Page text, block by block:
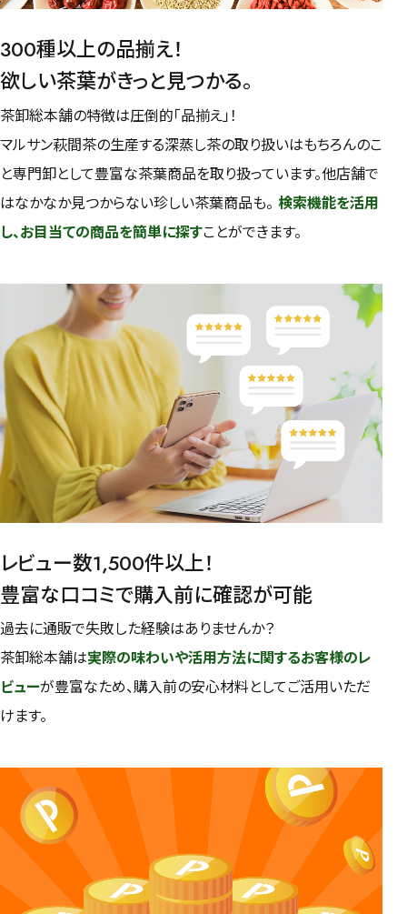
300種以上の品揃え！
欲しい茶葉がきっと見つかる。
茶卸総本舗の特徴は圧倒的「品揃え」！
マルサン萩間茶の生産する深蒸し茶の取り扱いはもちろんのこ
と専門卸として豊富な茶葉商品を取り扱っています。他店舗で
はなかなか見つからない珍しい茶葉商品も。 検索機能を活用
し、お目当ての商品を簡単に探すことができます。
レビュー数1,500件以上！
豊富な口コミで購入前に確認が可能
過去に通販で失敗した経験はありませんか？
茶卸総本舗は実際の味わいや活用方法に関するお客様のレ
ビューが豊富なため、購入前の安心材料としてご活用いただ
けます。